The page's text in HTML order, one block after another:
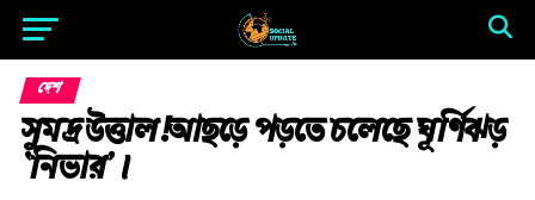
দেশ
সুমদ্র উত্তাল!আছড়ে পড়তে চলেছে ঘূর্ণিঝড়
‘নিভার’।